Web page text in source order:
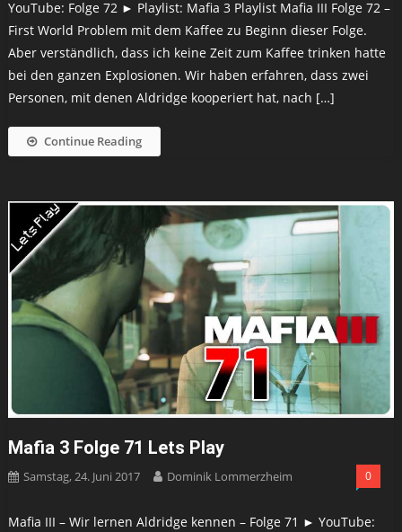
YouTube: Folge 72 ► Playlist: Mafia 3 Playlist Mafia III Folge 72 –
First World Problem mit dem Kaffee zu Beginn dieser Folge.
Aber verständlich, dass ich keine Zeit zum Kaffee trinken hatte
bei den ganzen Explosionen. Wir haben erfahren, dass zwei
Personen, mit denen Aldridge kooperiert hat, nach […]
Continue Reading
Mafia 3 Folge 71 Lets Play
Samstag, 24. Juni 2017 Dominik Lommerzheim 0
Mafia III – Wir lernen Aldridge kennen – Folge 71 ► YouTube: